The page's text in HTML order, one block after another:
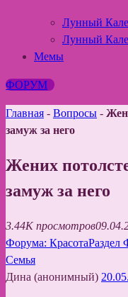
Лунный
Лунный
Мемы
ФОРУМ
Главная - Вопросы -
замуж за него
Жених
замуж за него
3.44K просмотров
Форума: КрасотаРаздел
Семья
Дина (анонимный)